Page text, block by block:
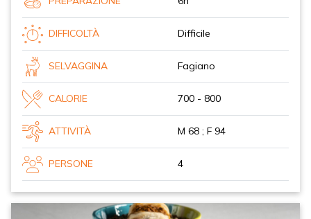
DIFFICOLTÀ Difficile
SELVAGGINA Fagiano
CALORIE 700 - 800
ATTIVITÀ M 68 ; F 94
PERSONE 4